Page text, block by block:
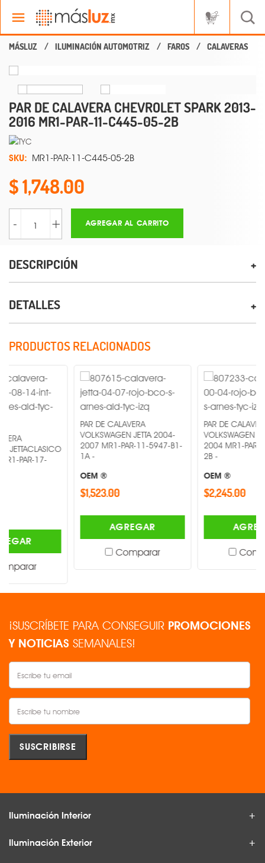
ILUMINACIÓN AUTOMOTRIZ FAROS CALAVERAS
PAR DE CALAVERA CHEVROLET SPARK 2013-
2016 MR1-PAR-11-C445-05-2B
SKU: MR1-PAR-11-C445-05-2B
1,748.00
- + AGREGAR AL CARRITO
DESCRIPCIÓN
DETALLES
PRODUCTOS RELACIONADOS
PAR DE CALAVERA
VOLKSWAGEN JETTA 2004-
2007 MR1-PAR-11-5947-B1-
1A -
$1,523.00
AGREGAR
Comparar
PAR DE CALAVERA
VOLKSWAGEN GOLF 2000-
2004 MR1-PAR-11-A197-
$2,245.00
AGREGAR
Comparar
¡SUSCRÍBETE PARA CONSEGUIR PROMOCIONES
Y NOTICIAS SEMANALES!
Iluminación Interior
Iluminación Exterior